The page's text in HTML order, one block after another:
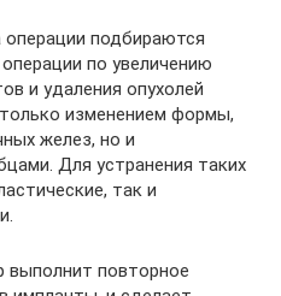
подбираются
по увеличению
и удаления опухолей
изменением формы,
желез, но и
Для устранения таких
так и
выполнит повторное